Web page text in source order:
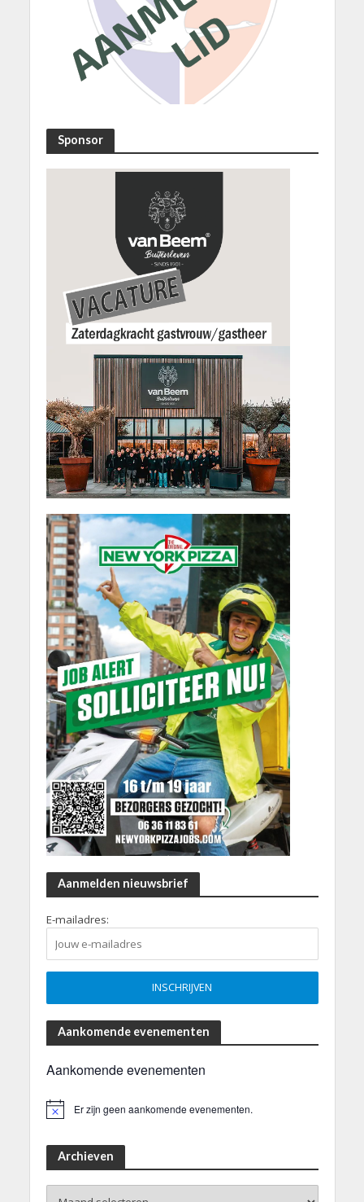
Sponsor
Aanmelden nieuwsbrief
E-mailadres:
Aankomende evenementen
Aankomende evenementen
Er zijn geen aankomende evenementen.
Archieven